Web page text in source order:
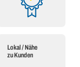
Lokal / Nähe
zu Kunden